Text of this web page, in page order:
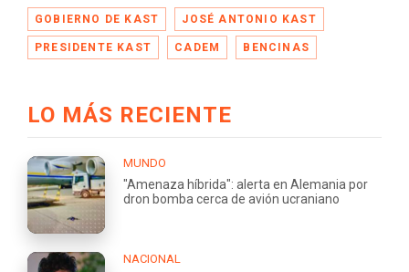
GOBIERNO DE KAST JOSÉ ANTONIO KAST
PRESIDENTE KAST CADEM BENCINAS
LO MÁS RECIENTE
MUNDO
"Amenaza híbrida": alerta en Alemania por
dron bomba cerca de avión ucraniano
NACIONAL